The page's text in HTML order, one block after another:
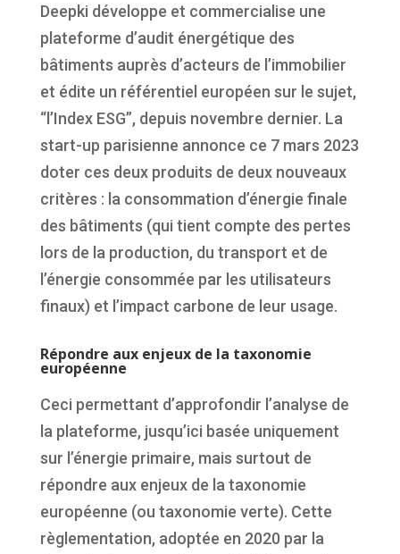
Deepki développe et commercialise une
plateforme d’audit énergétique des
bâtiments auprès d’acteurs de l’immobilier
et édite un référentiel européen sur le sujet,
“l’Index ESG”, depuis novembre dernier. La
start-up parisienne annonce ce 7 mars 2023
doter ces deux produits de deux nouveaux
critères : la consommation d’énergie finale
des bâtiments (qui tient compte des pertes
lors de la production, du transport et de
l’énergie consommée par les utilisateurs
finaux) et l’impact carbone de leur usage.
Répondre aux enjeux de la taxonomie
européenne
Ceci permettant d’approfondir l’analyse de
la plateforme, jusqu’ici basée uniquement
sur l’énergie primaire, mais surtout de
répondre aux enjeux de la taxonomie
européenne (ou taxonomie verte). Cette
règlementation, adoptée en 2020 par la